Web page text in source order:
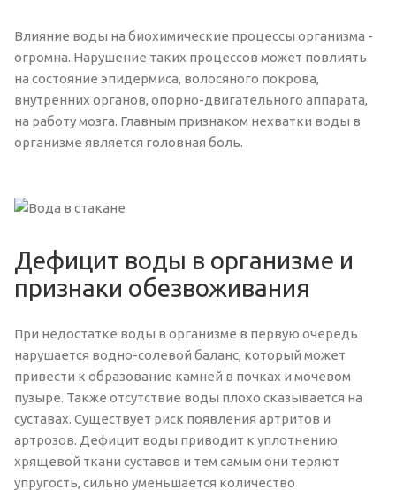
Влияние воды на биохимические процессы организма -
огромна. Нарушение таких процессов может повлиять
на состояние эпидермиса, волосяного покрова,
внутренних органов, опорно-двигательного аппарата,
на работу мозга. Главным признаком нехватки воды в
организме является головная боль.
Дефицит воды в организме и
признаки обезвоживания
При недостатке воды в организме в первую очередь
нарушается водно-солевой баланс, который может
привести к образование камней в почках и мочевом
пузыре. Также отсутствие воды плохо сказывается на
суставах. Существует риск появления артритов и
артрозов. Дефицит воды приводит к уплотнению
хрящевой ткани суставов и тем самым они теряют
упругость, сильно уменьшается количество